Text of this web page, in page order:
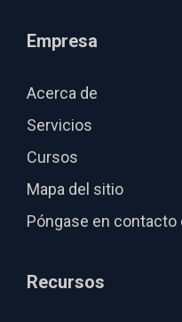
Empresa
Acerca de
Servicios
Cursos
Mapa del sitio
Póngase en contacto
Recursos